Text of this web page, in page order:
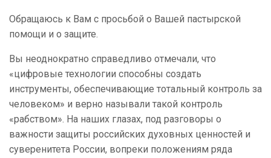
Обращаюсь к Вам с просьбой о Вашей пастырской
помощи и о защите.
Вы неоднократно справедливо отмечали, что
«цифровые технологии способны создать
инструменты, обеспечивающие тотальный контроль за
человеком» и верно называли такой контроль
«рабством». На наших глазах, под разговоры о
важности защиты российских духовных ценностей и
суверенитета России, вопреки положениям ряда